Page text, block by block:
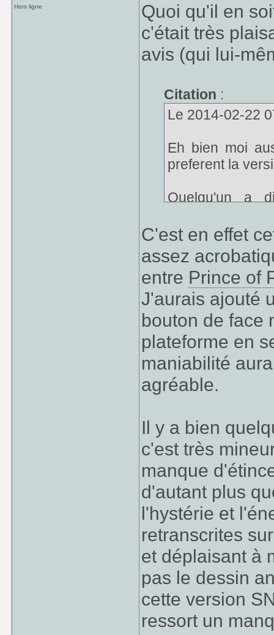
Hors ligne
Quoi qu'il en
c'était très
avis (qui lui-
Citation :
Le 2014-02-22
Eh bien moi
preferent la
Quelqu'un a
Aladdinc'est
d'accord, mais
La version
plus "jeu video",
Mais surtout,
SNES: On
sans toucher le
nouveau sur un
C'est en effet
assez
entre Prince of
J'aurais ajouté
bouton de face
plateforme en
maniabilité
agréable.
Il y a bien
c'est très
manque
d'autant plus
l'hystérie et
retranscrites
et déplaisant à
pas le dessin
cette version
ressort un